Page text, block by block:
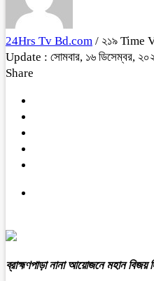
24Hrs Tv Bd.com / ২১৯ Time
Update : সোমবার, ১৬ ডিসেম্বর,
Share
ব্রাহ্মণপাড়া নানা আয়োজনে মহান বিজয়